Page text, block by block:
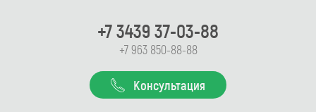
+7 3439 37-03-88
+7 963 850-88-88
Консультация